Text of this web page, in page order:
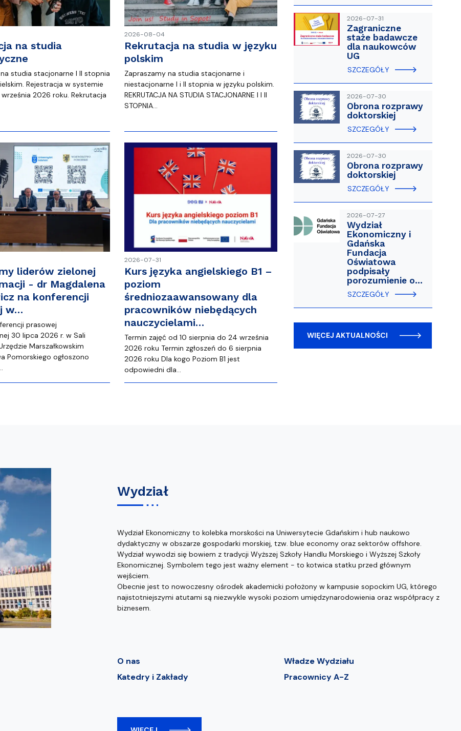
na studia
studia stacjonarne I II stopnia
Rejestracja w systemie
września 2026 roku. Rekrutacja
2026-08-04
Rekrutacja na studia w języku
polskim
Zapraszamy na studia stacjonarne i
niestacjonarne I i II stopnia w języku polskim.
REKRUTACJA NA STUDIA STACJONARNE I I II
STOPNIA…
liderów zielonej
- dr Magdalena
na konferencji
w…
prasowej
30 lipca 2026 r. w Sali
Marszałkowskim
Pomorskiego ogłoszono
2026-07-31
Kurs języka angielskiego B1 –
poziom
średniozaawansowany dla
pracowników niebędących
nauczycielami…
Termin zajęć od 10 sierpnia do 24 września
2026 roku Termin zgłoszeń do 6 sierpnia
2026 roku Dla kogo Poziom B1 jest
odpowiedni dla…
2026-07-31
Zagraniczne
staże badawcze
dla naukowców
UG
SZCZEGÓŁY
2026-07-30
Obrona rozprawy
doktorskiej
SZCZEGÓŁY
2026-07-30
Obrona rozprawy
doktorskiej
SZCZEGÓŁY
2026-07-27
Wydział
Ekonomiczny i
Gdańska
Fundacja
Oświatowa
podpisały
porozumienie o…
SZCZEGÓŁY
WIĘCEJ AKTUALNOŚCI
Wydział
Wydział Ekonomiczny to kolebka morskości na Uniwersytecie Gdańskim i hub naukowo
dydaktyczny w obszarze gospodarki morskiej, tzw. blue economy oraz sektorów offshore.
Wydział wywodzi się bowiem z tradycji Wyższej Szkoły Handlu Morskiego i Wyższej Szkoły
Ekonomicznej. Symbolem tego jest ważny element - to kotwica statku przed głównym
wejściem.
Obecnie jest to nowoczesny ośrodek akademicki położony w kampusie sopockim UG, którego
najistotniejszymi atutami są niezwykle wysoki poziom umiędzynarodowienia oraz współpracy z
biznesem.
O nas
Władze Wydziału
Katedry i Zakłady
Pracownicy A-Z